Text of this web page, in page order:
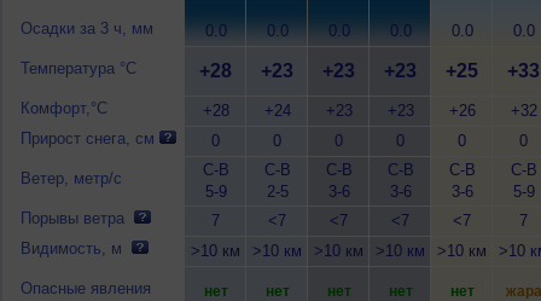
Осадки за 3 ч, мм
Температура °C
Комфорт,°C
Прирост снега, см
Ветер, метр/с
Порывы ветра
Видимость, м
Опасные явления
0.0
+28
+28
0
С-В
5-9
7
>10 км
нет
0.0
+23
+24
0
С-В
2-5
<7
>10 км
нет
0.0
+23
+23
0
С-В
3-6
<7
>10 км
нет
0.0
+23
+23
0
С-В
3-6
<7
>10 км
нет
0.0
+25
+26
0
С-В
3-6
<7
>10 км
нет
0.0
+33
+32
0
С-В
5-9
7
>10
жара